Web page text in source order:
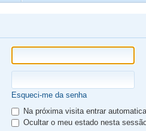
Esqueci-me da senha
Na próxima visita entrar
Ocultar o meu estado nesta